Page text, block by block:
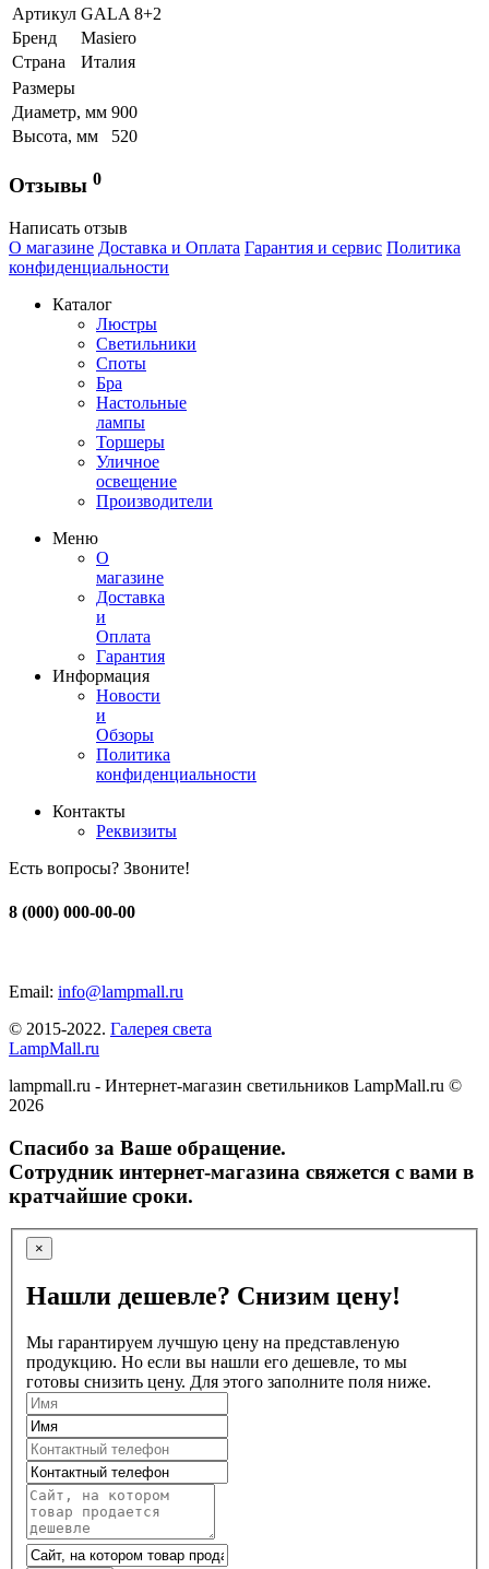
Артикул GALA 8+2
Бренд
Masiero
Страна
Италия
Размеры
Диаметр, мм 900
Высота, мм
520
Отзывы 0
Написать отзыв
О магазине Доставка и Оплата Гарантия и сервис Политика
конфиденциальности
Каталог
Люстры
Светильники
Споты
Бра
Настольные
лампы
Торшеры
Уличное
освещение
Производители
Меню
О
магазине
Доставка
и
Оплата
Гарантия
Информация
Новости
и
Обзоры
Политика
конфиденциальности
Контакты
Реквизиты
Есть вопросы? Звоните!
8 (000) 000-00-00
Email: info@lampmall.ru
© 2015-2022. Галерея света
LampMall.ru
lampmall.ru - Интернет-магазин светильников LampMall.ru ©
2026
Спасибо за Ваше обращение.
Сотрудник интернет-магазина свяжется с вами в
кратчайшие сроки.
×
Нашли дешевле? Снизим цену!
Мы гарантируем лучшую цену на представленую
продукцию. Но если вы нашли его дешевле, то мы
готовы снизить цену. Для этого заполните поля ниже.